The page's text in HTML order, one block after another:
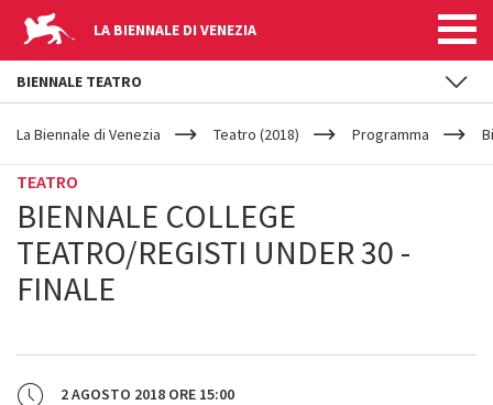
LA BIENNALE DI VENEZIA
YOUR
ARE
La Biennale di Venezia Teatro (2018) Programma
TEATRO
BIENNALE COLLEGE
TEATRO/REGISTI UNDER 30 -
FINALE
2 AGOSTO 2018 ORE 15:00
BIENNALE TEATRO